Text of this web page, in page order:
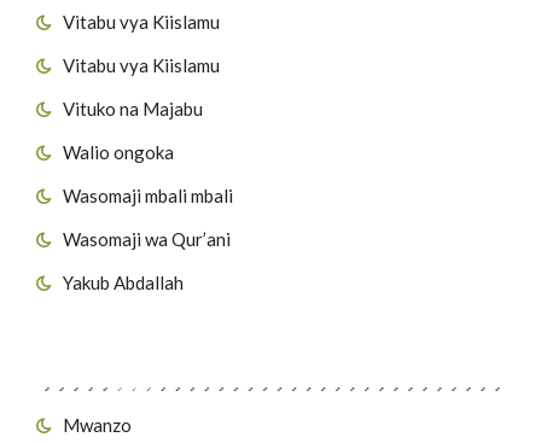
Vitabu vya Kiislamu
Vitabu vya Kiislamu
Vituko na Majabu
Walio ongoka
Wasomaji mbali mbali
Wasomaji wa Qur’ani
Yakub Abdallah
Mwanzo